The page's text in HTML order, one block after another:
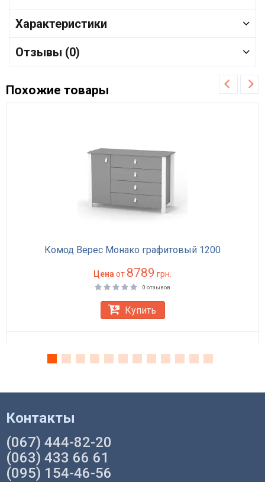
Характеристики
Отзывы (0)
Похожие товары
Комод Верес Монако графитовый 1200
Цена от 8789 грн.
0 отзывов
Купить
Контакты
(067) 444-82-20
(063) 433 66 61
(095) 154-46-56